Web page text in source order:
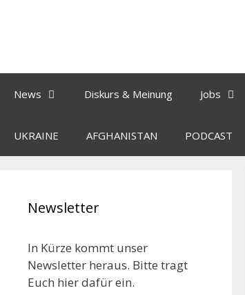
News Diskurs & Meinung Jobs
UKRAINE AFGHANISTAN PODCAST
Newsletter
In Kürze kommt unser
Newsletter heraus. Bitte tragt
Euch hier dafür ein.